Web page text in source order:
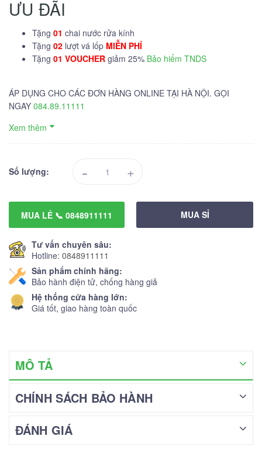
ƯU ĐÃI
Tặng 01 chai nước rửa kính
Tặng 02 lượt vá lốp MIỄN PHÍ
Tặng 01 VOUCHER giảm 25% Bảo hiểm TNDS
ÁP DỤNG CHO CÁC ĐƠN HÀNG ONLINE TẠI HÀ NỘI. GỌI
NGAY 084.89.11111
Xem thêm
Số lượng: - +
MUA LẺ 📞 0848911111 MUA SỈ
Tư vấn chuyên sâu:
Hotline: 0848911111
Sản phẩm chính hãng:
Bảo hành điện tử, chống hàng giả
Hệ thống cửa hàng lớn:
Giá tốt, giao hàng toàn quốc
MÔ TẢ
CHÍNH SÁCH BẢO HÀNH
ĐÁNH GIÁ